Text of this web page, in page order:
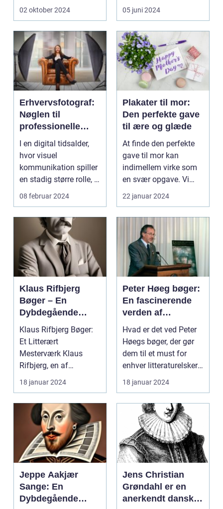
landskab, byder
02 oktober 2024
essentielt. Det...
05 juni 2024
Erhvervsfotograf:
Nøglen til
professionelle
virksomhedsbilled
er
I en digital tidsalder,
hvor visuel
kommunikation spiller
en stadig større rolle, er
professionelle ...
08 februar 2024
Plakater til mor:
Den perfekte gave
til ære og glæde
At finde den perfekte
gave til mor kan
indimellem virke som
en svær opgave. Vi
ønsker alle at give n...
22 januar 2024
Klaus Rifbjerg
Bøger – En
Dybdegående
Indblik i
Enestående
Litteratur
Klaus Rifbjerg Bøger:
Et Litterært
Mesterværk Klaus
Rifbjerg, en af
Danmarks mest
respekterede forf...
18 januar 2024
Peter Høeg bøger:
En fascinerende
verden af
intellektuelle
mysterier og
dybde
Hvad er det ved Peter
Høegs bøger, der gør
dem til et must for
enhver litteraturelsker?
Hvad er det,...
18 januar 2024
Jeppe Aakjær
Sange: En
Dybdegående
Jens Christian
Grøndahl er en
anerkendt dansk